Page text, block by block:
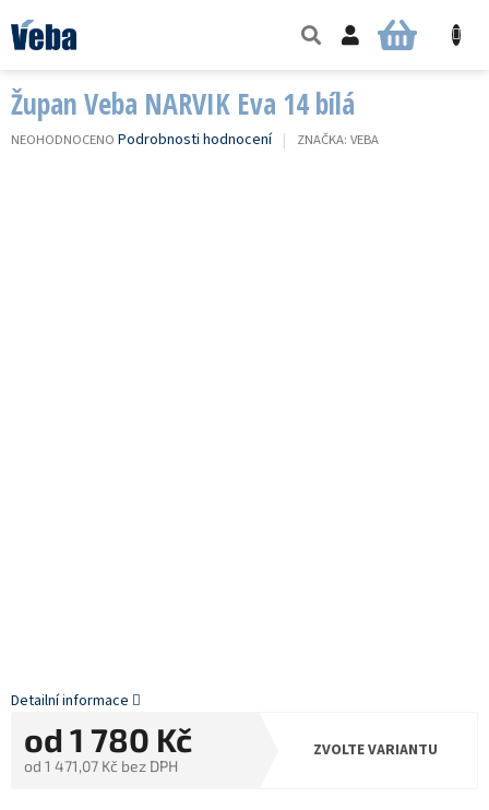
na
obsah
NÁKUPNÍ
Župan Veba NARVIK Eva 14 bílá
PRŮMĚRNÉ
NEOHODNOCENO Podrobnosti hodnocení ZNAČKA: VEBA
od 1 780 Kč
od 1 471,07 Kč bez DPH
ZVOLTE VARIANTU
Detailní informace